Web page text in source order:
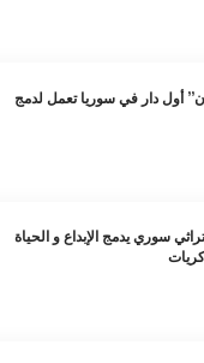
أول دار في سوريا تعمل لدمج
سوري يدمج الإبداع و الحياة